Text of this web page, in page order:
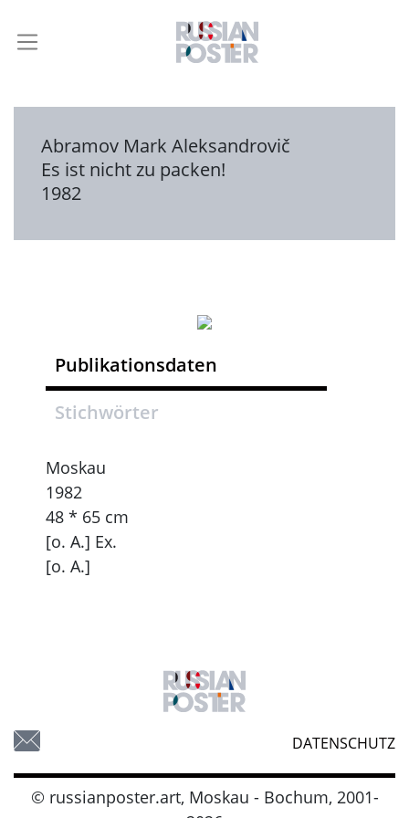
Abramov Mark Aleksandrovič
Es ist nicht zu packen!
1982
Publikationsdaten
Stichwörter
Moskau
1982
48 * 65 cm
[o. A.] Ex.
[o. A.]
DATENSCHUTZ
© russianposter.art, Moskau - Bochum, 2001-